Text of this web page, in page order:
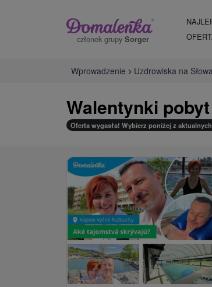
członek grupy Sorger
Wprowadzenie Uzdrowiska na
Walentynki
Oferta wygasła! Wybierz poniżej z